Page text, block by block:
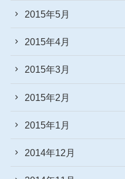
2015年5月
2015年4月
2015年3月
2015年2月
2015年1月
2014年12月